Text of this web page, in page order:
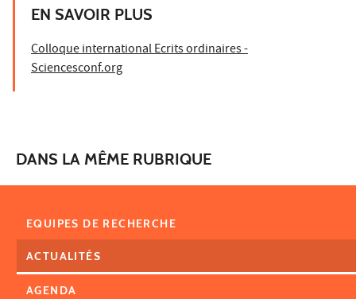
EN SAVOIR PLUS
Colloque international Ecrits ordinaires -
Sciencesconf.org
DANS LA MÊME RUBRIQUE
EQUIPES DE RECHERCHE
ACTUALITÉS
AGENDA